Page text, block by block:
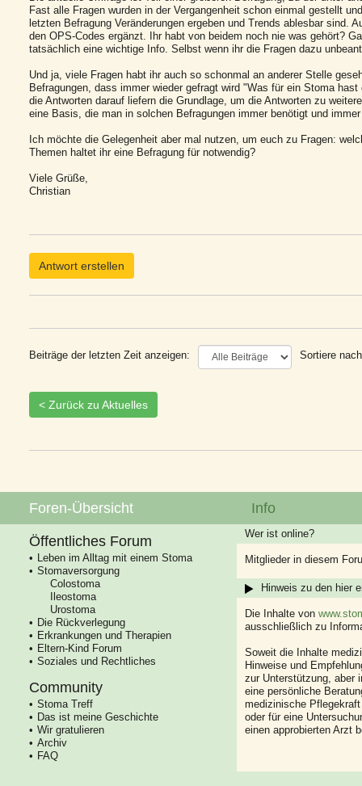
Fast alle Fragen wurden in der Vergangenheit schon einmal gestellt
letzten Befragung Veränderungen ergeben und Trends ablesbar sind.
den OPS-Codes ergänzt. Ihr habt von beidem noch nie was gehört?
tatsächlich eine wichtige Info. Selbst wenn ihr die Fragen dazu
Und ja, viele Fragen habt ihr auch so schonmal an anderer Stelle
Befragungen, dass immer wieder gefragt wird "Was für ein Stoma
die Antworten darauf liefern die Grundlage, um die Antworten zu
eine Basis, die man in solchen Befragungen immer benötigt und
Ich möchte die Gelegenheit aber mal nutzen, um euch zu Fragen:
Themen haltet ihr eine Befragung für notwendig?
Viele Grüße,
Christian
Antwort erstellen
Beiträge der letzten Zeit anzeigen: Sortiere
< Zurück zu Aktuelles
Foren-Übersicht
Öffentliches Forum
Leben im Alltag mit einem Stoma
Stomaversorgung
Colostoma
Ileostoma
Urostoma
Die Rückverlegung
Erkrankungen und Therapien
Eltern-Kind Forum
Soziales und Rechtliches
Community
Stoma Treff
Das ist meine Geschichte
Wir gratulieren
Archiv
FAQ
Info
Wer ist online?
Mitglieder in diesem
Hinweis zu den hier
Die Inhalte von
ausschließlich zu
Soweit die Inhalte
Hinweise und
zur Unterstützung, aber
eine persönliche
medizinische
oder für eine
einen approbierten Arzt